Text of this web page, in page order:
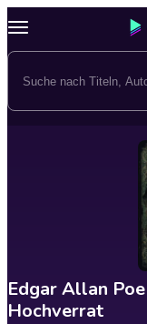
Edgar Allan
Hochverrat